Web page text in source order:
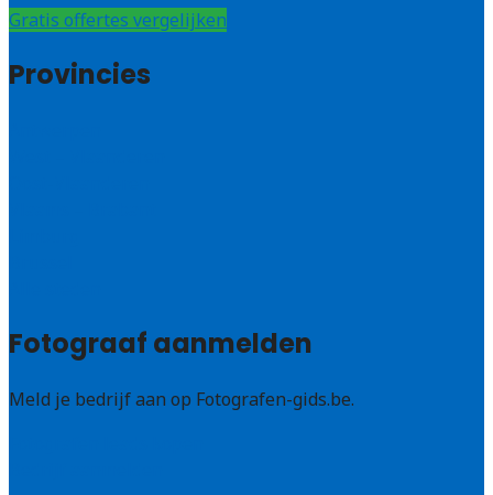
Gratis offertes vergelijken
Provincies
Fotograaf aanmelden
Meld je bedrijf aan op Fotografen-gids.be.